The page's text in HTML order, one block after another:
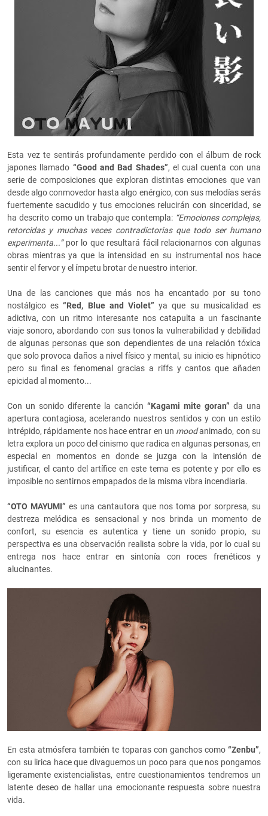
Esta vez te sentirás profundamente perdido con el álbum de rock
japones llamado “Good and Bad Shades”, el cual cuenta con una
serie de composiciones que exploran distintas emociones que van
desde algo conmovedor hasta algo enérgico, con sus melodías serás
fuertemente sacudido y tus emociones relucirán con sinceridad, se
ha descrito como un trabajo que contempla: “Emociones complejas,
retorcidas y muchas veces contradictorias que todo ser humano
experimenta...”por lo que resultará fácil relacionarnos con algunas
obras mientras ya que la intensidad en su instrumental nos hace
sentir el fervor y el ímpetu brotar de nuestro interior.
Una de las canciones que más nos ha encantado por su tono
nostálgico es“Red, Blue and Violet” ya que su musicalidad es
adictiva, con un ritmo interesante nos catapulta a un fascinante
viaje sonoro, abordando con sus tonos la vulnerabilidad y debilidad
de algunas personas que son dependientes de una relación tóxica
que solo provoca daños a nivel físico y mental, su inicio es hipnótico
pero su final es fenomenal gracias a riffs y cantos que añaden
epicidad al momento...
Con un sonido diferente la canción “Kagami mite goran” da una
apertura contagiosa, acelerando nuestros sentidos y con un estilo
intrépido, rápidamente nos hace entrar en un moodanimado, con su
letra explora un poco del cinismo que radica en algunas personas, en
especial en momentos en donde se juzga con la intensión de
justificar, el canto del artífice en este tema es potente y por ello es
imposible no sentirnos empapados de la misma vibra incendiaria.
“OTO MAYUMI” es una cantautora que nos toma por sorpresa, su
destreza melódica es sensacional y nos brinda un momento de
confort, su esencia es autentica y tiene un sonido propio, su
perspectiva es una observación realista sobre la vida, por lo cual su
entrega nos hace entrar en sintonía con roces frenéticos y
alucinantes.
En esta atmósfera también te toparas con ganchos como “Zenbu”,
con su lirica hace que divaguemos un poco para que nos pongamos
ligeramente existencialistas, entre cuestionamientos tendremos un
latente deseo de hallar una emocionante respuesta sobre nuestra
vida.